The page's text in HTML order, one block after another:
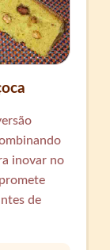
inovar no
de